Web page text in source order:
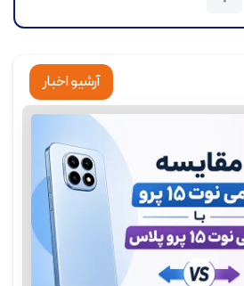
آرشیو اخبار